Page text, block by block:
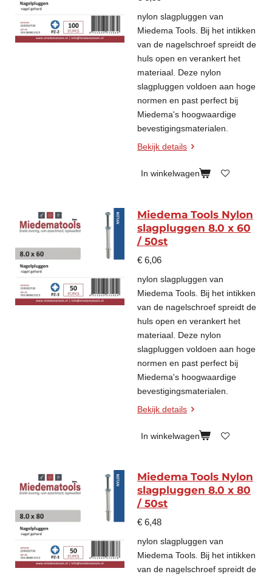
nylon slagpluggen van
Miedema Tools. Bij het intikken
van de nagelschroef spreidt de
huls open en verankert het
materiaal. Deze nylon
slagpluggen voldoen aan hoge
normen en past perfect bij
Miedema's hoogwaardige
bevestigingsmaterialen.
Bekijk details
In winkelwagen
Miedema Tools Nylon
slagpluggen 8.0 x 60
/ 50st
€ 6,06
nylon slagpluggen van
Miedema Tools. Bij het intikken
van de nagelschroef spreidt de
huls open en verankert het
materiaal. Deze nylon
slagpluggen voldoen aan hoge
normen en past perfect bij
Miedema's hoogwaardige
bevestigingsmaterialen.
Bekijk details
In winkelwagen
Miedema Tools Nylon
slagpluggen 8.0 x 80
/ 50st
€ 6,48
nylon slagpluggen van
Miedema Tools. Bij het intikken
van de nagelschroef spreidt de